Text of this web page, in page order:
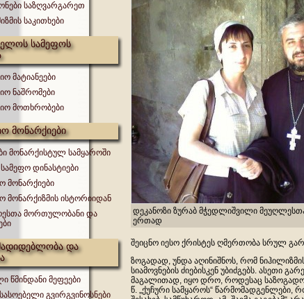
საზღვარგარეთ
საკითხები
სამეფოს
მატიანეები
ნაშრომები
მოთხრობები
მონარქიები
მონარქისტულ სამყაროში
დინასტიები
მონარქიები
მონარქიზმის ისტორიიდან
მორთულობანი და
და
წმინდანი მეფეები
გვირგვინოსნები
დეკანოზი ზურაბ მჭედლიშვილი
ერთად
შეიცნო იესო ქრისტეს ღმერთობა სრულ
ზოგადად, უნდა აღინიშნოს, რომ
სიამოვნების ძიებისკენ უბიძგებს. ასეთი
მაგალითად, იყო დრო, როდესაც
წ. „ქუჩური სამყაროს“ წარმომადგენლები,